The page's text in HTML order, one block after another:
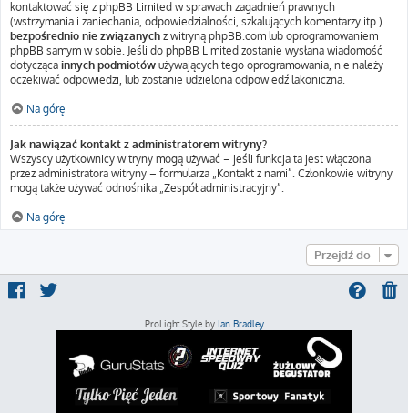
kontaktować się z phpBB Limited w sprawach zagadnień prawnych
(wstrzymania i zaniechania, odpowiedzialności, szkalujących komentarzy itp.)
bezpośrednio nie związanych z witryną phpBB.com lub oprogramowaniem
phpBB samym w sobie. Jeśli do phpBB Limited zostanie wysłana wiadomość
dotycząca innych podmiotów używających tego oprogramowania, nie należy
oczekiwać odpowiedzi, lub zostanie udzielona odpowiedź lakoniczna.
Na górę
Jak nawiązać kontakt z administratorem witryny?
Wszyscy użytkownicy witryny mogą używać – jeśli funkcja ta jest włączona
przez administratora witryny – formularza „Kontakt z nami”. Członkowie witryny
mogą także używać odnośnika „Zespół administracyjny”.
Na górę
Przejdź do
ProLight Style by Ian Bradley